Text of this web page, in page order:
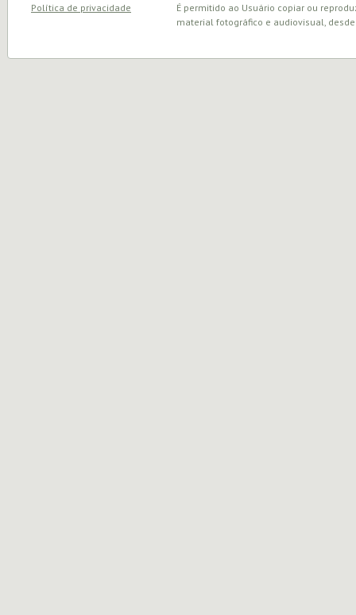
Política de privacidade
É permitido ao Usuário copiar ou
material fotográfico e audiovisual,